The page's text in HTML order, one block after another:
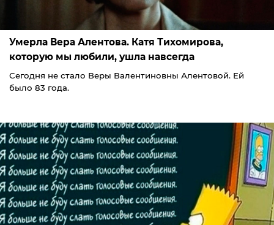
Умерла Вера Алентова. Катя Тихомирова,
которую мы любили, ушла навсегда
Сегодня не стало Веры Валентиновны Алентовой. Ей
было 83 года.